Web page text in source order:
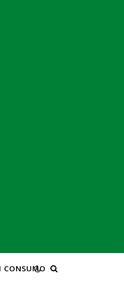
CONSUMO